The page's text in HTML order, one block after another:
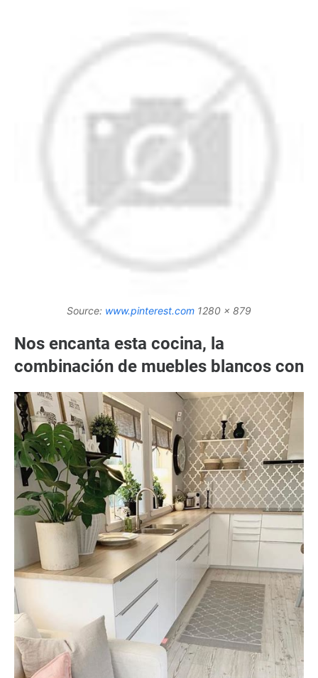
Source: www.pinterest.com 1280 x 879
Nos encanta esta cocina, la
combinación de muebles blancos con